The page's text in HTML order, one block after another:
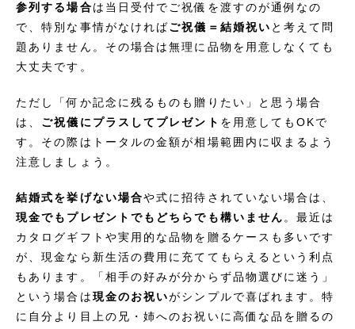
参列する場合は当日受付でご祝儀を渡すのが通例なの
で、特別な事情がなければご祝儀＝結婚祝い と考えて問
題ありません。その場合は無理に品物を用意しなくても
大丈夫です。
ただし「何か記念に残るものも贈りたい」と思う場合
は、 ご祝儀にプラスしてプレゼント を用意してもOKで
す。その際はトータルの金額が相場範囲内に収まるよう
注意しましょう。
結婚式を挙げない場合や式に招待されていない場合は、
現金でもプレゼントでもどちらでも構いません 。最近は
カタログギフトや実用的な品物を贈るケースも多いです
が、現金なら新生活の費用に充ててもらえるという利点
もあります。「相手の好みが分からず品物選びに迷う」
という場合は現金のお祝いがシンプルで喜ばれます。特
に自分より目上の兄・姉へのお祝いに高価な品を贈るの